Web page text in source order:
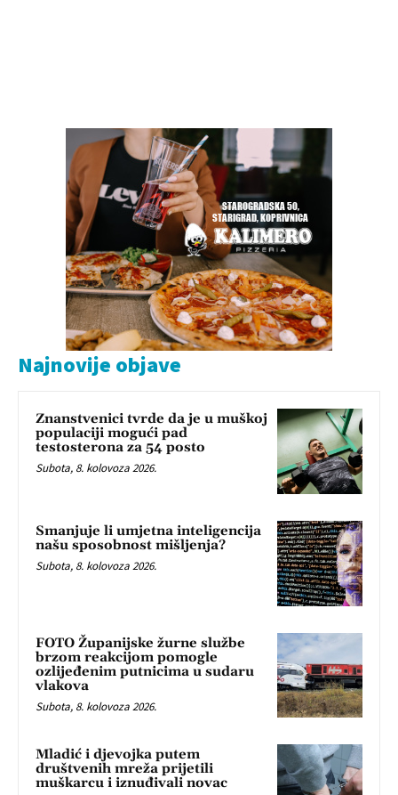
Najnovije objave
Znanstvenici tvrde da je u muškoj
populaciji mogući pad
testosterona za 54 posto
Subota, 8. kolovoza 2026.
Smanjuje li umjetna inteligencija
našu sposobnost mišljenja?
Subota, 8. kolovoza 2026.
FOTO Županijske žurne službe
brzom reakcijom pomogle
ozlijeđenim putnicima u sudaru
vlakova
Subota, 8. kolovoza 2026.
Mladić i djevojka putem
društvenih mreža prijetili
muškarcu i iznuđivali novac